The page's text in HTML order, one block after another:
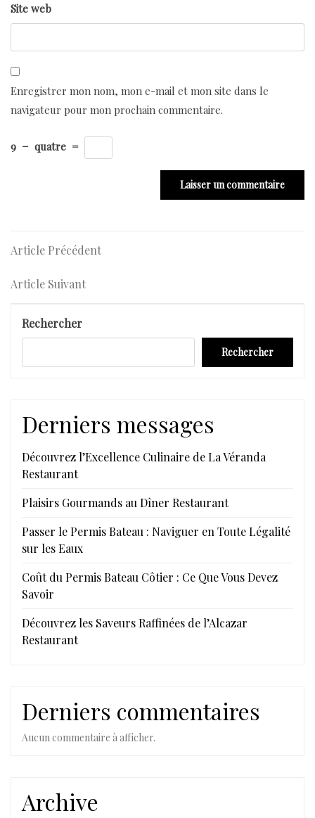
Site web
Enregistrer mon nom, mon e-mail et mon site dans le
navigateur pour mon prochain commentaire.
9 − quatre =
Navigation
de
Article
Article Précédent
Article
Article Suivant
Rechercher
Rechercher
Derniers messages
Découvrez l’Excellence Culinaire de La Véranda
Restaurant
Plaisirs Gourmands au Dîner Restaurant
Passer le Permis Bateau : Naviguer en Toute Légalité
sur les Eaux
Coût du Permis Bateau Côtier : Ce Que Vous Devez
Savoir
Découvrez les Saveurs Raffinées de l’Alcazar
Restaurant
Derniers commentaires
Aucun commentaire à afficher.
Archive